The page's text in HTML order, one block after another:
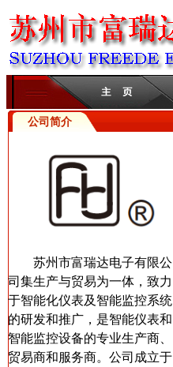
公司简介
苏州市富瑞达电子有限公
司集生产与贸易为一体，致力
于智能化仪表及智能监控系统
的研发和推广，是智能仪表和
智能监控设备的专业生产商、
贸易商和服务商。公司成立于